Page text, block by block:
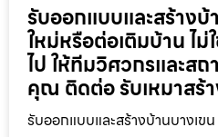
รับออกแบบและสร้างบ้
ใหม่หรือต่อเติมบ้าน ไ
ไป ให้ทีมวิศวกรและส
คุณ ติดต่อ รับเหมาสร้
รับออกแบบและสร้างบ้านบางเข